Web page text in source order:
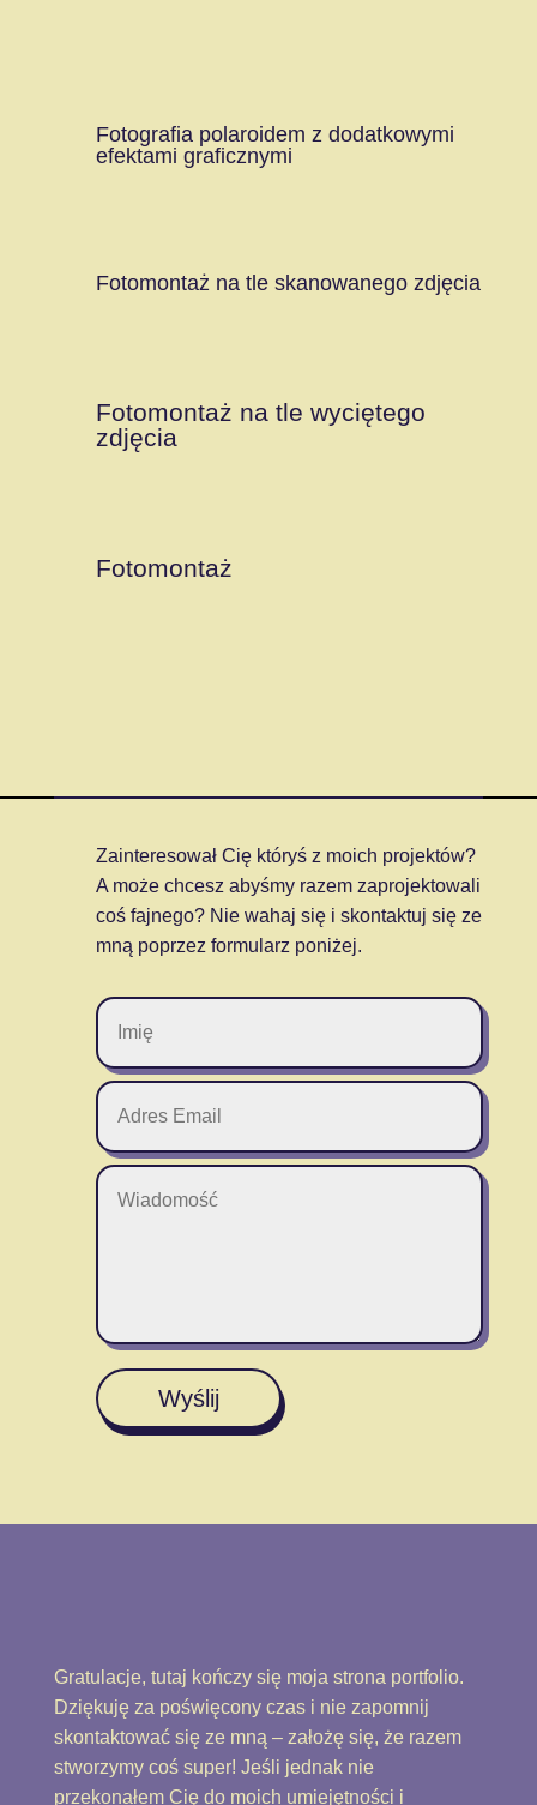
Fotografia polaroidem z dodatkowymi
efektami graficznymi
Fotomontaż na tle skanowanego zdjęcia
Fotomontaż na tle wyciętego
zdjęcia
Fotomontaż
Zainteresował Cię któryś z moich projektów?
A może chcesz abyśmy razem zaprojektowali
coś fajnego? Nie wahaj się i skontaktuj się ze
mną poprzez formularz poniżej.
Wyślij
Gratulacje, tutaj kończy się moja strona portfolio.
Dziękuję za poświęcony czas i nie zapomnij
skontaktować się ze mną – założę się, że razem
stworzymy coś super! Jeśli jednak nie
przekonałem Cię do moich umiejętności i